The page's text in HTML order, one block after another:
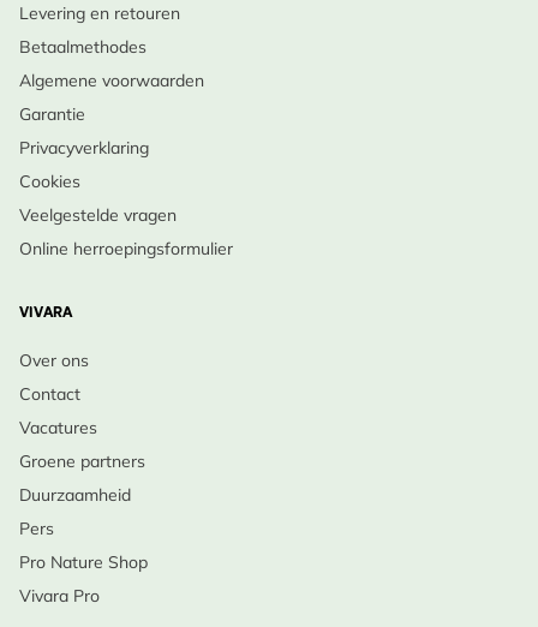
Levering en retouren
Betaalmethodes
Algemene voorwaarden
Garantie
Privacyverklaring
Cookies
Veelgestelde vragen
Online herroepingsformulier
VIVARA
Over ons
Contact
Vacatures
Groene partners
Duurzaamheid
Pers
Pro Nature Shop
Vivara Pro